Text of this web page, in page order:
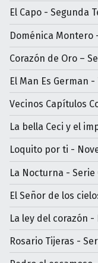
El Capo - Segunda
Doménica Montero
Corazón de Oro –
El Man Es German
Vecinos Capítulos
La bella Ceci y el
Loquito por ti -
La Nocturna - Serie
El Señor de los
La ley del corazón
Rosario Tijeras -